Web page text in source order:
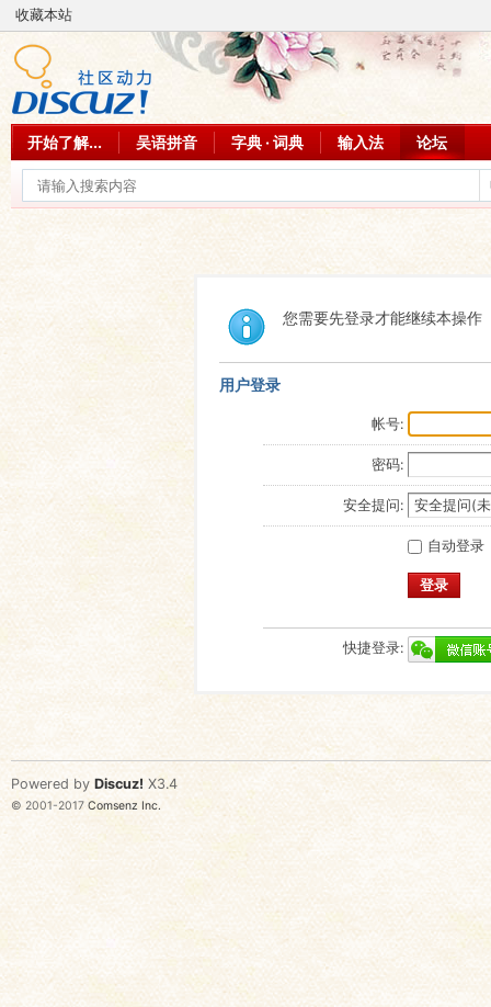
收藏本站
开始了解... 吴语拼音 字典 · 词典 输入法 论坛
您需要先登录才能继续本操作
用户登录
帐号:
密码:
安全提问:
自动登录
登录
快捷登录:
Powered by Discuz! X3.4
© 2001-2017 Comsenz Inc.